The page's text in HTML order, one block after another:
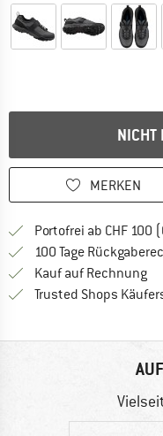
NICHT
MERKEN
Portofrei ab CHF 100
100 Tage
Kauf auf Rechnung
Trusted Shops